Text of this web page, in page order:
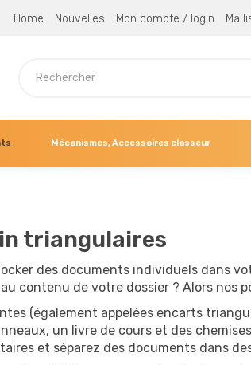
Home Nouvelles Mon compte / login Ma
Mécanismes, Accessoires classeur
triangulaires
des documents individuels dans
contenu de votre dossier ? Alors nos
(également appelées encarts
un livre de cours et des
et séparez des documents dans